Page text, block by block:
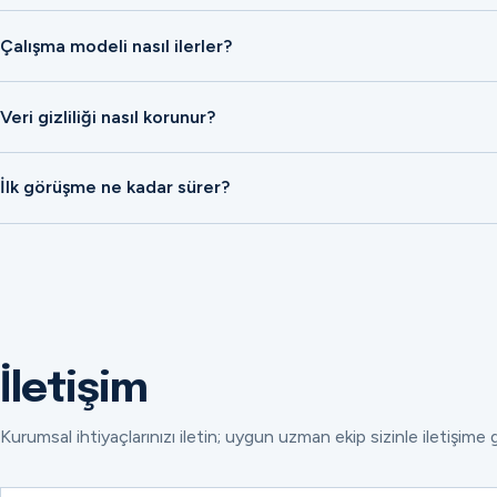
Çalışma modeli nasıl ilerler?
Veri gizliliği nasıl korunur?
İlk görüşme ne kadar sürer?
İletişim
Kurumsal ihtiyaçlarınızı iletin; uygun uzman ekip sizinle iletişime